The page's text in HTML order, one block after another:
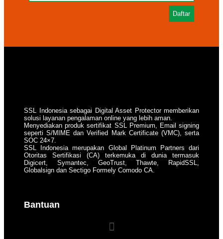
Daftar
SSL Indonesia sebagai Digital Asset Protector memberikan
solusi layanan pengalaman online yang lebih aman.
Menyediakan produk sertifikat SSL Premium, Email signing
seperti S/MIME dan Verified Mark Certificate (VMC), serta
SOC 24×7.
SSL Indonesia merupakan Global Platinum Partners dari
Otoritas Sertifikasi (CA) terkemuka di dunia termasuk
Digicert, Symantec, GeoTrust, Thawte, RapidSSL,
Globalsign dan Sectigo Formely Comodo CA.
Bantuan